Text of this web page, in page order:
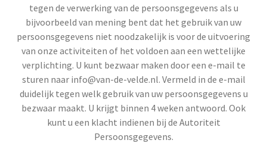
tegen de verwerking van de persoonsgegevens als u
bijvoorbeeld van mening bent dat het gebruik van uw
persoonsgegevens niet noodzakelijk is voor de uitvoering
van onze activiteiten of het voldoen aan een wettelijke
verplichting. U kunt bezwaar maken door een e-mail te
sturen naar info@van-de-velde.nl. Vermeld in de e-mail
duidelijk tegen welk gebruik van uw persoonsgegevens u
bezwaar maakt. U krijgt binnen 4 weken antwoord. Ook
kunt u een klacht indienen bij de Autoriteit
Persoonsgegevens.